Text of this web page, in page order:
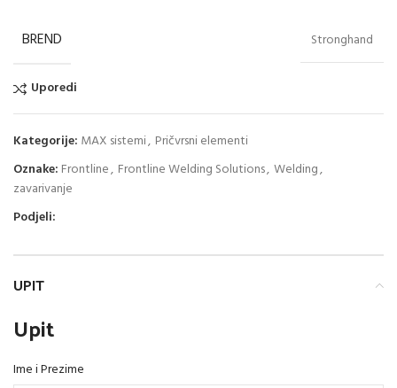
BREND Stronghand
Uporedi
Kategorije: MAX sistemi, Pričvrsni elementi
Oznake: Frontline, Frontline Welding Solutions, Welding,
zavarivanje
Podjeli:
UPIT
Upit
Ime i Prezime